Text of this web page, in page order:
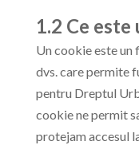
1.2 Ce este
Un cookie este
dvs. care permite
pentru Dreptul
cookie ne permit
protejam accesul